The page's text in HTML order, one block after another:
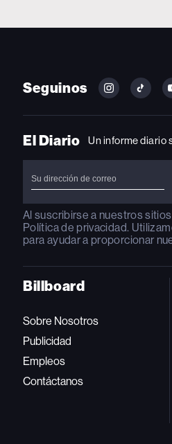
Seguinos
FOLLOW
ON
ON
El Diario Un informe diario
Al suscribirse a nuestros
Política de privacidad.
para ayudar a proporcionar
Billboard
Sobre Nosotros
Publicidad
Empleos
Contáctanos